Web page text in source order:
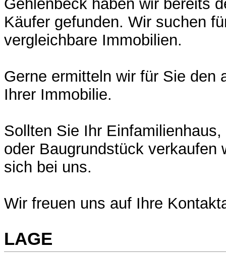
Gehlenbeck haben wir bereits
Käufer gefunden. Wir suchen
vergleichbare Immobilien.
Gerne ermitteln wir für Sie den
Ihrer Immobilie.
Sollten Sie Ihr
oder Baugrundstück verkaufen
sich bei uns.
Wir freuen uns auf Ihre
LAGE